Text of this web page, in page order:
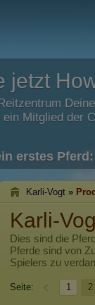
jetzt
ein Mitglied der
erstes Pferd:
Karli-Vogt »
Karli-
Dies sind die
Pferde sind von
Spielers zu
Seite: 1 2